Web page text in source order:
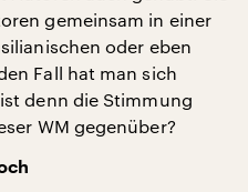
gemeinsam in einer
oder eben
Fall hat man sich
denn die Stimmung
WM gegenüber?